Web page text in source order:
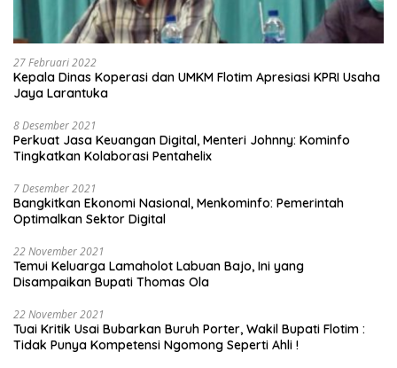
27 Februari 2022
Kepala Dinas Koperasi dan UMKM Flotim Apresiasi KPRI Usaha
Jaya Larantuka
8 Desember 2021
Perkuat Jasa Keuangan Digital, Menteri Johnny: Kominfo
Tingkatkan Kolaborasi Pentahelix
7 Desember 2021
Bangkitkan Ekonomi Nasional, Menkominfo: Pemerintah
Optimalkan Sektor Digital
22 November 2021
Temui Keluarga Lamaholot Labuan Bajo, Ini yang
Disampaikan Bupati Thomas Ola
22 November 2021
Tuai Kritik Usai Bubarkan Buruh Porter, Wakil Bupati Flotim :
Tidak Punya Kompetensi Ngomong Seperti Ahli !